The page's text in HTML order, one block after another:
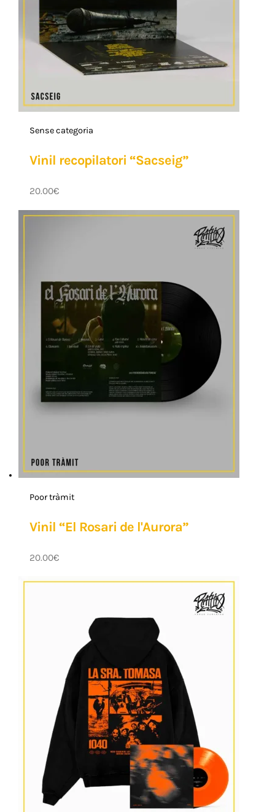
Sense categoria
Vinil recopilatori “Sacseig”
20.00€
Poor tràmit
Vinil “El Rosari de l'Aurora”
20.00€